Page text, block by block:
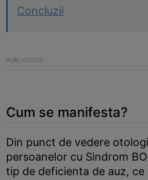
Concluzii
Cum se manifesta?
Din punct de vedere
persoanelor cu Sindrom
tip de deficienta de auz, ce